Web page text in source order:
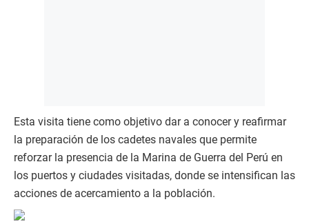
Esta visita tiene como objetivo dar a conocer y reafirmar
la preparación de los cadetes navales que permite
reforzar la presencia de la Marina de Guerra del Perú en
los puertos y ciudades visitadas, donde se intensifican las
acciones de acercamiento a la población.